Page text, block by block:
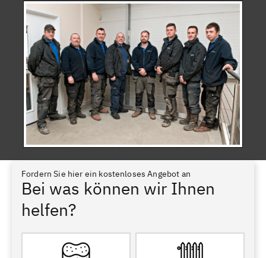
Fordern Sie hier ein kostenloses Angebot an
Bei was können wir Ihnen
helfen?